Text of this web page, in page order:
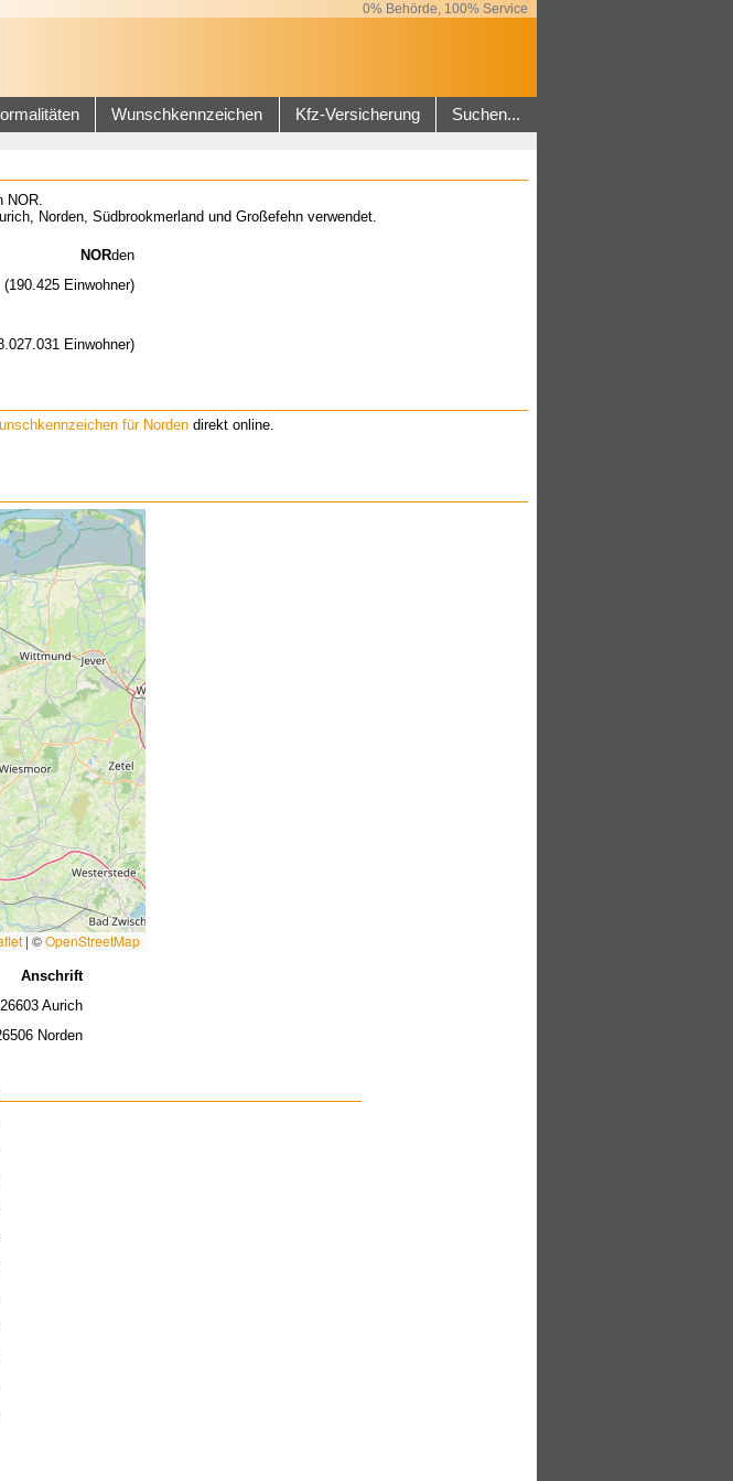
0% Behörde, 100% Service
Wunschkennzeichen Kfz-Versicherung Suchen...
NOR.
Norden, Südbrookmerland und Großefehn verwendet.
NORden
(190.425 Einwohner)
Einwohner)
für Nordendirekt online.
| ©OpenStreetMap
Anschrift
Aurich
Norden